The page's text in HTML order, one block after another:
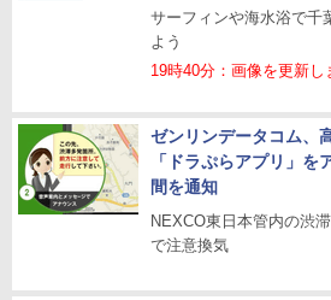
サーフィンや海水浴で千
よう
19時40分：画像を更新し
ゼンリンデータコム、
「ドラぷらアプリ」を
間を通知
NEXCO東日本管内の渋
で注意換気